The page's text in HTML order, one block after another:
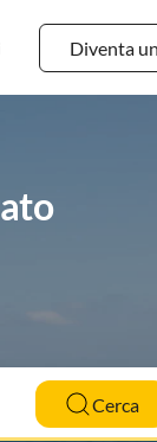
Diventa
Cerca